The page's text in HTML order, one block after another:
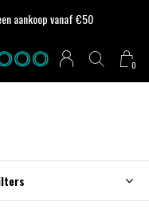
0
aankoop vanaf €50